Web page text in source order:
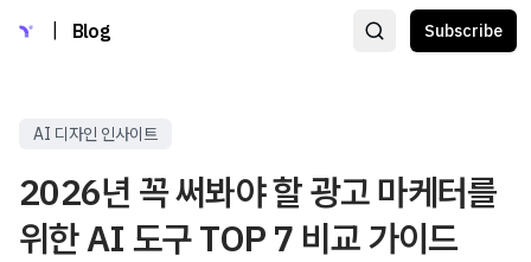
Blog Subscribe
AI 디자인 인사이트
2026년 꼭 써봐야 할 광고 마케터를
위한 AI 도구 TOP 7 비교 가이드